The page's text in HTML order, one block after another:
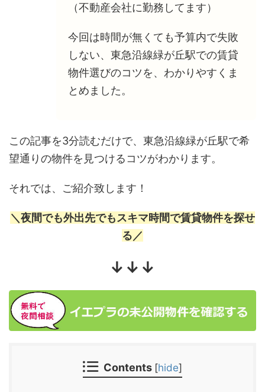
（不動産会社に勤務してます）
今回は時間が無くても予算内で失敗
しない、東急沿線緑が丘駅での賃貸
物件選びのコツを、わかりやすくま
とめました。
この記事を3分読むだけで、東急沿線緑が丘駅で希
望通りの物件を見つけるコツがわかります。
それでは、ご紹介致します！
＼夜間でも外出先でもスキマ時間で賃貸物件を探せ
る／
↓↓↓
Contents [hide]